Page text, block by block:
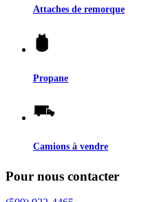
Attaches de remorque
Propane
Camions à vendre
Pour nous contacter